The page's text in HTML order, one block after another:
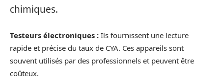
chimiques.
Testeurs électroniques : Ils fournissent une lecture
rapide et précise du taux de CYA. Ces appareils sont
souvent utilisés par des professionnels et peuvent être
coûteux.